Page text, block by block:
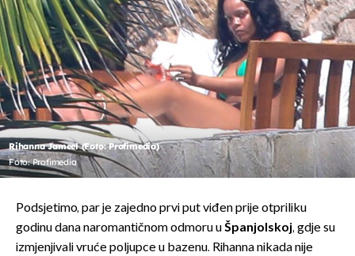
Rihanna Jameel (Foto: Profimedia)
Foto: Profimedia
Podsjetimo, par je zajedno prvi put viđen prije otpriliku
godinu dana naromantičnom odmoru uŠpanjolskoj, gdje su
izmjenjivali vruće poljupce u bazenu. Rihanna nikada nije